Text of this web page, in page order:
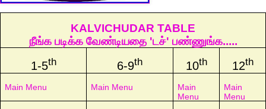
KALVICHUDAR TABLE
நீங்க படிக்க வேண்டியதை 'டச்' பண்ணுங்க.....
1-5th 6-9th 10th 12th
Main Menu Main Menu
Main
Menu
Main
Menu